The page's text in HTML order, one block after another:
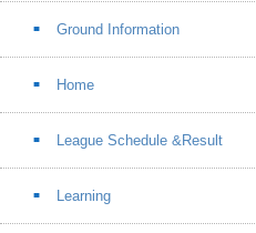
Ground Information
Home
League Schedule &Result
Learning